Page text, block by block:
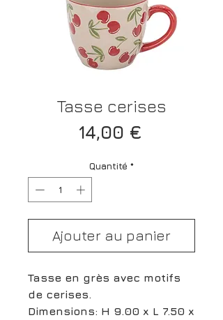
Tasse cerises
14,00 €Prix
Quantité *
Ajouter au panier
Tasse en grès avec motifs
de cerises.
Dimensions: H 9.00 x L 7.50 x